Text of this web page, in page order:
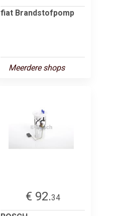
fiat Brandstofpomp
Meerdere shops
€ 92.34